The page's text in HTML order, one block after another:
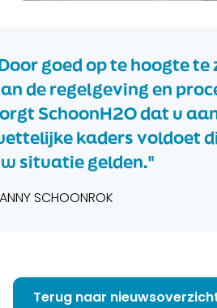
goed op te hoogte te
de regelgeving en
SchoonH2O dat u
kaders voldoet
situatie gelden."
SCHOONROK
Terug naar